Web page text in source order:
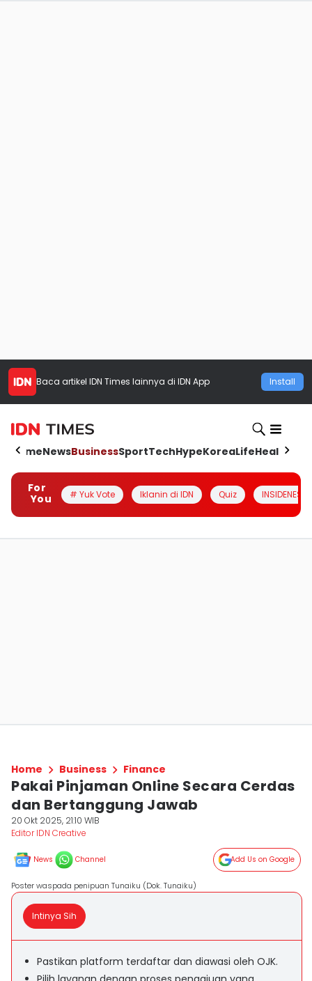
Baca artikel IDN Times lainnya di IDN App Install
HomeNewsBusinessSportTechHypeKoreaLifeHealth
For
You
# Yuk Vote Iklanin di IDN Quiz INSIDENESIA
Home Business Finance
Pakai Pinjaman Online Secara Cerdas
dan Bertanggung Jawab
20 Okt 2025, 21:10 WIB
Editor IDN Creative
News Channel Add Us on Google
Poster waspada penipuan Tunaiku (Dok. Tunaiku)
Intinya Sih
Pastikan platform terdaftar dan diawasi oleh OJK.